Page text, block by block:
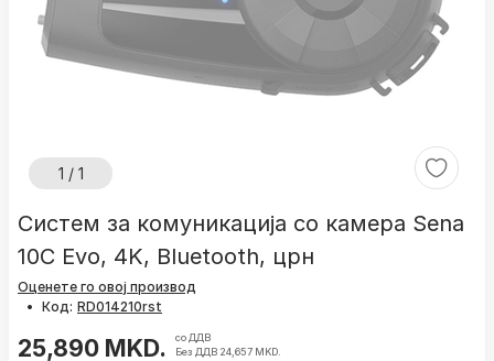
1 / 1
Систем за комуникација со камера Sena
10C Evo, 4K, Bluetooth, црн
Оценете го овој производ
• Код:
25,890 MKD.
со ДДВ
Без ДДВ 24,657 MKD.